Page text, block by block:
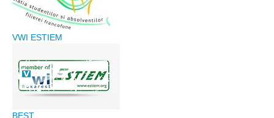
Laboratoare
Publicatii
Extracurricular
VWI ESTIEM
BEST